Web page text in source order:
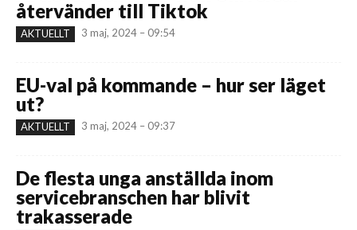
återvänder till Tiktok
AKTUELLT 3 maj, 2024 – 09:54
EU-val på kommande – hur ser läget
ut?
AKTUELLT 3 maj, 2024 – 09:37
De flesta unga anställda inom
servicebranschen har blivit
trakasserade